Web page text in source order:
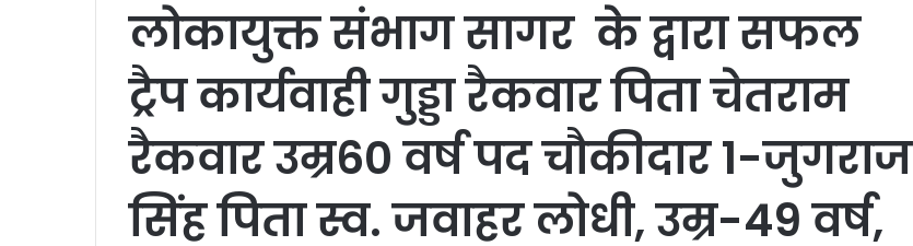
लोकायुक्त संभाग सागर के द्वारा सफल
ट्रैप कार्यवाही गुड्डा रैकवार पिता चेतराम
रैकवार उम्र60 वर्ष पद चौकीदार 1-जुगराज
सिंह पिता स्व. जवाहर लोधी, उम्र-49 वर्ष,